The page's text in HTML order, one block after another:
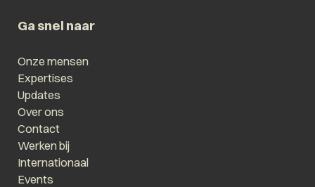
Ga snel naar
Onze mensen
Expertises
Updates
Over ons
Contact
Werken bij
Internationaal
Events